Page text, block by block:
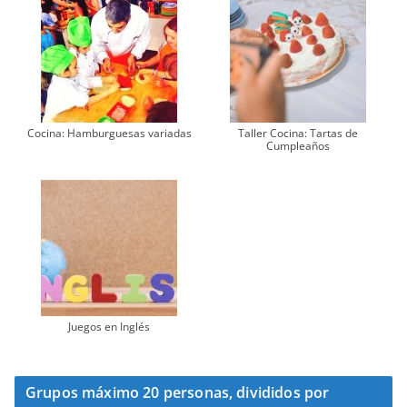
Cocina: Hamburguesas variadas
Taller Cocina: Tartas de
Cumpleaños
Juegos en Inglés
Grupos máximo 20 personas, divididos por